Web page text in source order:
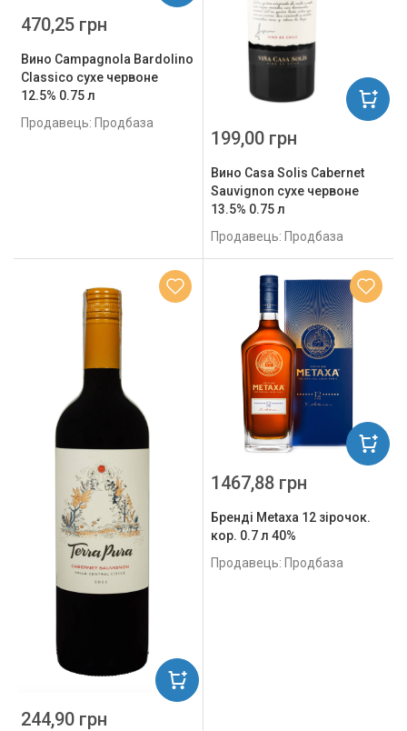
Вино Campagnola Bardolino
Classico сухе червоне
12.5% 0.75 л
Продавець: Продбаза
470,25 грн
Вино Casa Solis Cabernet
Sauvignon сухе червоне
13.5% 0.75 л
Продавець: Продбаза
199,00 грн
244,90 грн
Бренді Metaxa 12 зірочок.
кор. 0.7 л 40%
Продавець: Продбаза
1467,88 грн